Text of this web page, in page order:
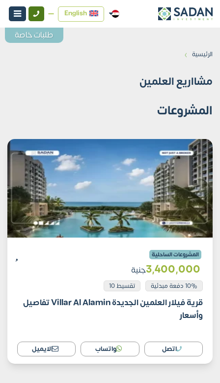
English
الرئيسية ›
مشااريع العلمين
المشروعات
المشروعات الساحلية
3٬400٬000جنية
10% دفعة مبدئية تقسيط 10
قرية فيلار العلمين الجديدة Villar Al Alamin تفاصيل
وأسعار
اتصل واتساب الايميل
طلبات خاصة